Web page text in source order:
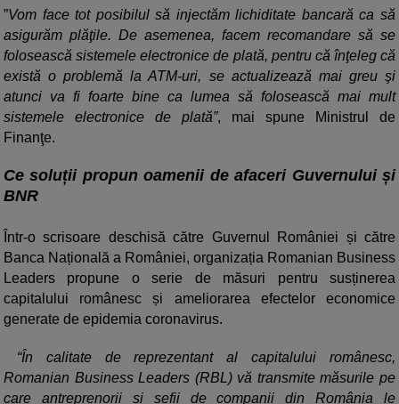
”Vom face tot posibilul să injectăm lichiditate bancară ca să
asigurăm plăţile. De asemenea, facem recomandare să se
folosească sistemele electronice de plată, pentru că înţeleg că
există o problemă la ATM-uri, se actualizează mai greu şi
atunci va fi foarte bine ca lumea să folosească mai mult
sistemele electronice de plată”, mai spune Ministrul de
Finanţe.
Ce soluții propun oamenii de afaceri Guvernului și
BNR
Într-o scrisoare deschisă către Guvernul României și către
Banca Națională a României, organizația Romanian Business
Leaders propune o serie de măsuri pentru susținerea
capitalului românesc și ameliorarea efectelor economice
generate de epidemia coronavirus.
“În calitate de reprezentant al capitalului românesc,
Romanian Business Leaders (RBL) vă transmite măsurile pe
care antreprenorii și șefii de companii din România le